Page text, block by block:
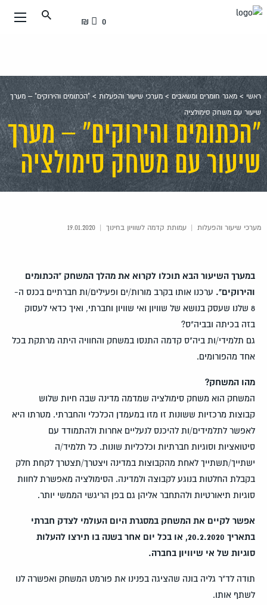
עבור
0 ₪
ראשי > מאגר חומרים ומשאבים >מערכי שיעור והפעלות >"הכתומים והירוקים" – מערך
שיעור עם משחק סימולציה
"הכתומים והירוקים" – מערך
שיעור עם משחק סימולציה
מערכי שיעור והפעלות עמותת קדמה לשוויון בחינוך
במערך השיעור הבא תוכלו לקרוא את מהלך המשחק "הכתומים
והירוקים". ערכנו אותו בקרב מורות/ים ופעילים/ות חברתיים בכנס ה-
8 שלנו שעסק בנושא של שוויון ואי שוויון וחברתי, ואיך כדאי לעסוק
בזה בכיתה ובביה"ס?
גם תלמידי/ות ביה"ס קדמה התנסו במשחק והחוויה היתה מרתקת בכל
אחד מהפורומים.
מהו המשחק?
המשחק הוא משחק סימולציה שמדמה מדינה שבה חיות שלוש
קבוצות מרכזיות ששונות זו מזו במעמדן הכלכלי והחברתי. מטרתו היא
לאפשר לתלמידים/ות להיכנס לנעליים אחרות ולהתמודד עם
סיטואציות וסוגיות חברתיות וכלכליות שונות. כל תלמיד/ה
ישתייך/תשתייך לאחת מהקבוצות במדינה ויצטרך/תצטרך לקחת חלק
בקבלת החלטות בנוגע לקבוצה ולמדינה. הסימולציה מאפשרת לחוות
סוגיות תיאורטיות ולהתחבר אליהן גם בפן הריגשי הממשי יותר.
אפשר לקיים את המשחק במסגרת היום העולמי לצדק חברתי
בתאריך 20.2.2020, או בכל יום אחר בשנה בו תירצו להעלות
סוגיות של אי שיוויון בחברה.
תודה לד"ר גליה בונה שהציגה בפנינו את פורמט המשחק ואפשרה לנו
לשתף אותו.